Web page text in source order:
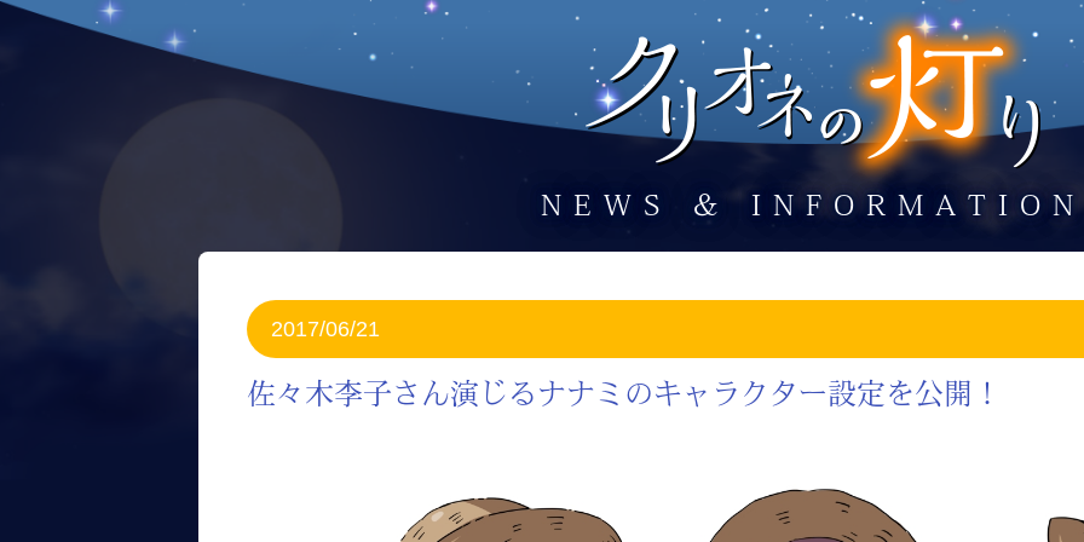
NEWS ＆ INFORMATION
2017/06/21
佐々木李子さん演じるナナミのキャラクター設定を公開！